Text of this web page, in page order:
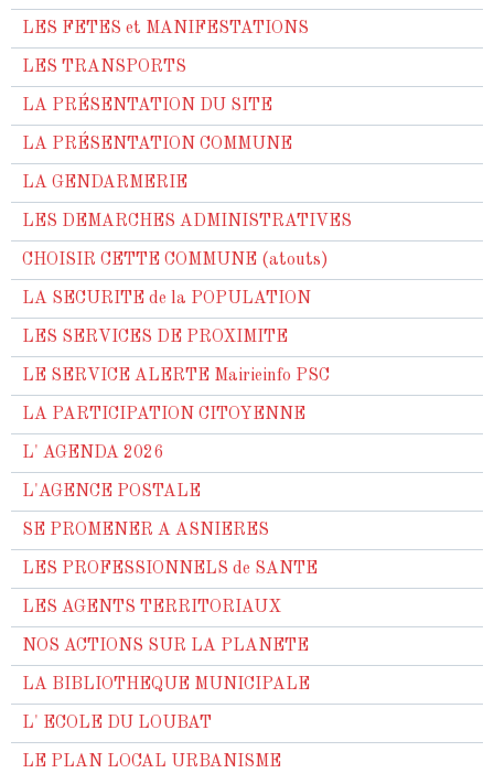
LES FETES et MANIFESTATIONS
LES TRANSPORTS
LA PRÉSENTATION DU SITE
LA PRÉSENTATION COMMUNE
LA GENDARMERIE
LES DEMARCHES ADMINISTRATIVES
CHOISIR CETTE COMMUNE (atouts)
LA SECURITE de la POPULATION
LES SERVICES DE PROXIMITE
LE SERVICE ALERTE Mairieinfo PSC
LA PARTICIPATION CITOYENNE
L' AGENDA 2026
L'AGENCE POSTALE
SE PROMENER A ASNIERES
LES PROFESSIONNELS de SANTE
LES AGENTS TERRITORIAUX
NOS ACTIONS SUR LA PLANETE
LA BIBLIOTHEQUE MUNICIPALE
L' ECOLE DU LOUBAT
LE PLAN LOCAL URBANISME